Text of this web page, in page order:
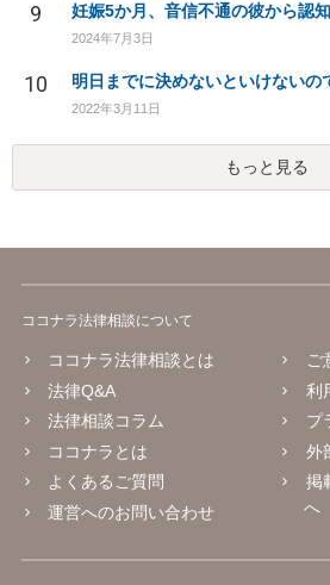
9 妊娠5か月、音信不通の彼から認
2024年7月3日
10 明日までに決めないといけないの
2022年3月11日
もっと見る
ココナラ法律相談について
ココナラ法律相談とは
法律Q&A
法律相談コラム
ココナラとは
よくあるご質問
運営へのお問い合わせ
ご
利
プ
外
掲
へ